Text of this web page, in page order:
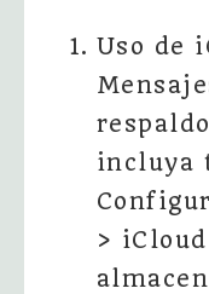
Uso de
incluya
>